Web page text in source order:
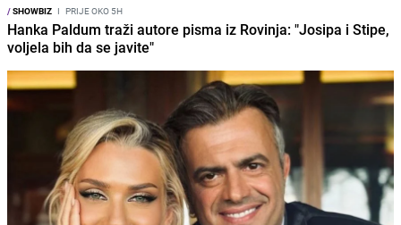
/SHOWBIZ I PRIJE OKO 5H
Hanka Paldum traži autore pisma iz Rovinja: "Josipa i Stipe,
voljela bih da se javite"